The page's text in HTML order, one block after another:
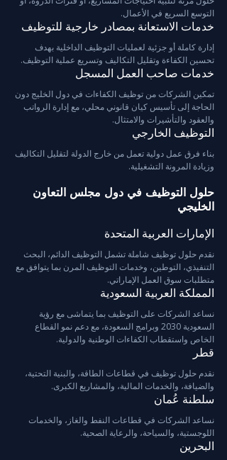
التوسع السريع في الأعمال.
خدمات الاستعانة بمصادر خارجية للتوظيف
إدارة كاملة أو جزئية لعمليات التوظيف الداخلية بهدف
تحسين الكفاءة وتقليل التكاليف وتسريع عملية التوظيف.
خدمات صاحب العمل المسجل
تمكين الشركات من توظيف الكفاءات في دول الخليج دون
الحاجة إلى تأسيس كيان قانوني محلي، مع إدارة الرواتب
والعقود والتأشيرات والامتثال.
التوظيف الخارجي
بناء فرق عمل دولية تعمل من خارج الدولة لتقليل التكاليف
وزيادة المرونة التشغيلية.
حلول التوظيف في دول مجلس التعاون
الخليجي
الإمارات العربية المتحدة
نقدم حلول توظيف شاملة تشمل التوظيف الدائم، البحث
التنفيذي، التوطين، وخدمات التوظيف المرن بما يتوافق مع
متطلبات سوق العمل الإماراتي.
المملكة العربية السعودية
نساعد الشركات على التوظيف بما يتماشى مع رؤية
السعودية 2030 وبرامج السعودة، مع دعم نمو القطاع
الخاص واستقطاب الكفاءات الوطنية والدولية.
قطر
نقدم حلول توظيف في قطاعات الطاقة، والبنية التحتية،
والضيافة، والخدمات المالية، والمشاريع الكبرى.
سلطنة عُمان
نساعد الشركات في قطاعات النفط والغاز، والخدمات
اللوجستية، والسياحة، والرعاية الصحية.
البحرين